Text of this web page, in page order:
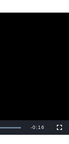
Remaining
-0:16